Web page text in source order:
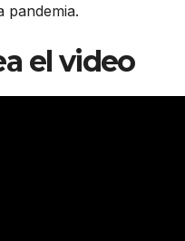
pandemia.
el video